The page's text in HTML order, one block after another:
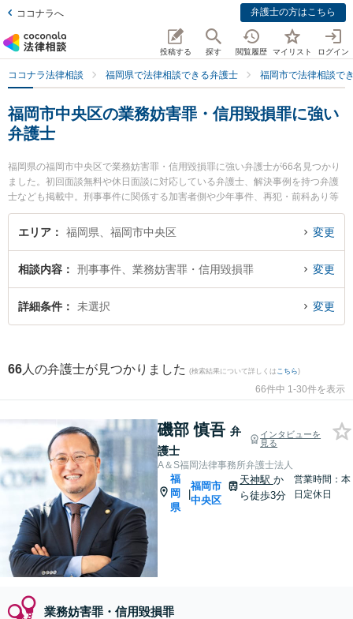
ココナラへ 弁護士の方はこちら
投稿する 探す 閲覧履歴 マイリスト ログイン
ココナラ法律相談 福岡県で法律相談できる弁護士 福岡市で法律相談で
福岡市中央区の業務妨害罪・信用毀損罪に強い
弁護士
福岡県の福岡市中央区で業務妨害罪・信用毀損罪に強い弁護士が66名見つかり
ました。初回面談無料や休日面談に対応している弁護士、解決事例を持つ弁護
士なども掲載中。刑事事件に関係する加害者側や少年事件、再犯・前科あり等
の細かな分野での絞り込み検索もでき便利です。特にA＆S福岡法律事務所弁護
士法人の磯部 慎吾弁護士や弁護士法人プロテクトスタンス 福岡事務所の尾上
た業務妨害罪・信用毀損罪のトラブルを今すぐに弁護士に相談したい』『業務
妨害罪・信用毀損罪のトラブル解決の実績豊富な近くの弁護士を検索したい』
『初回相談無料で業務妨害罪・信用毀損罪を法律相談できる福岡市中央区内の
エリア 福岡県、福岡市中央区 変更
相談内容 刑事事件、業務妨害罪・信用毀損罪 変更
詳細条件 未選択 変更
66 人の弁護士が見つかりました (検索結果について詳しくは こちら)
66件中 1-30件を表示
磯部 慎吾 弁
護士
インタビューを
見る
A＆S福岡法律事務所弁護士法人
福
岡
県
|
福岡市
中央区
天神駅 か
ら徒歩3分
営業時間：本
日定休日
業務妨害罪・信用毀損罪